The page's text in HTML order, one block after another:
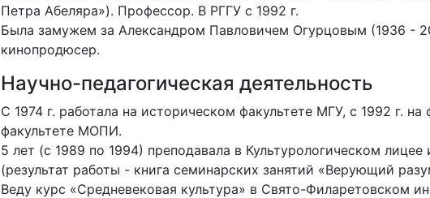
Петра Абеляра»). Профессор. В РГГУ с 1992 г.
Была замужем за Александром Павловичем Огурцовым (1936 -
кинопродюсер.
Научно-педагогическая деятельность
С 1974 г. работала на историческом факультете МГУ, с 1992 г.
факультете МОПИ.
5 лет (с 1989 по 1994) преподавала в Культурологическом
(результат работы - книга семинарских занятий «Верующий
Веду курс «Средневековая культура» в Свято-Филаретовском